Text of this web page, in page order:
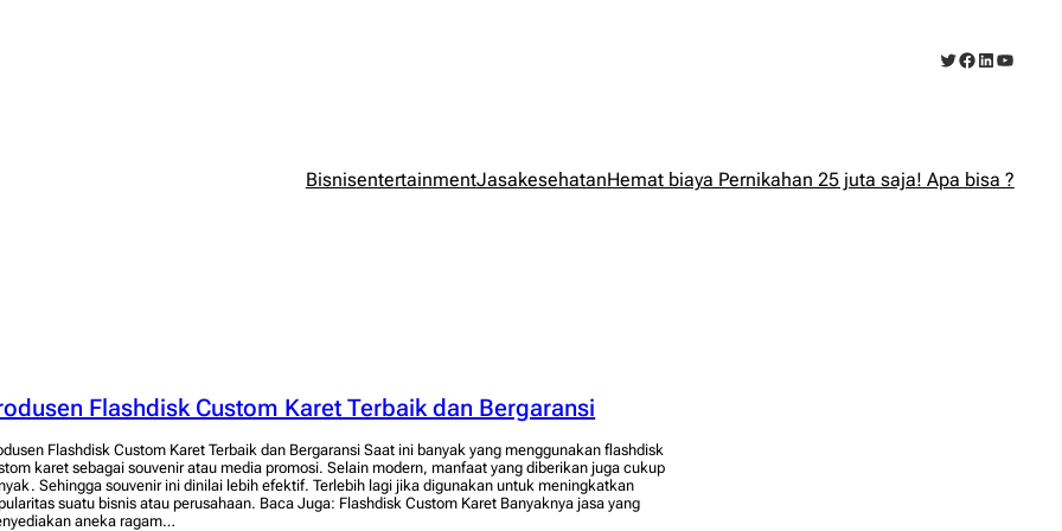
Twitter
Facebook
LinkedIn
BisnisentertainmentJasakesehatanHemat biaya Pernikahan 25 juta saja! Apa bisa ?
Flashdisk Custom Karet Terbaik dan Bergaransi
Flashdisk Custom Karet Terbaik dan Bergaransi Saat ini banyak yang menggunakan flashdisk
karet sebagai souvenir atau media promosi. Selain modern, manfaat yang diberikan juga cukup
Sehingga souvenir ini dinilai lebih efektif. Terlebih lagi jika digunakan untuk meningkatkan
suatu bisnis atau perusahaan. Baca Juga: Flashdisk Custom Karet Banyaknya jasa yang
aneka ragam…